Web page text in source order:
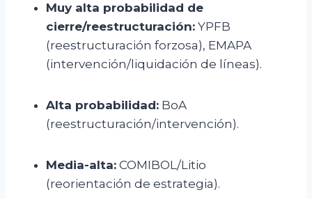
Muy alta probabilidad de
cierre/reestructuración: YPFB
(reestructuración forzosa), EMAPA
(intervención/liquidación de líneas).
Alta probabilidad: BoA
(reestructuración/intervención).
Media-alta: COMIBOL/Litio
(reorientación de estrategia).